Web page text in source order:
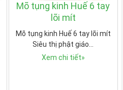
Mõ tụng kinh Huế 6 tay
lõi mít
Mõ tụng kinh Huế 6 tay lõi mít
Siêu thị phật giáo…
Xem chi tiết»